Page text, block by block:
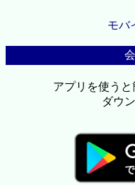
モバ
アプリを使う
ダウ